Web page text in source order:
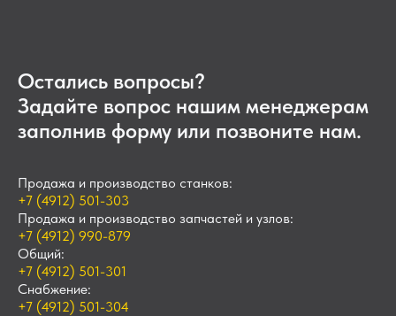
Остались вопросы?
Задайте вопрос нашим менеджерам
заполнив форму или позвоните нам.
Продажа и производство станков:
+7 (4912) 501-303
Продажа и производство запчастей и узлов:
+7 (4912) 990-879
Общий:
+7 (4912) 501-301
Снабжение:
+7 (4912) 501-304